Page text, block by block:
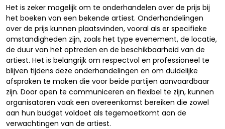
Het is zeker mogelijk om te onderhandelen over de prijs bij
het boeken van een bekende artiest. Onderhandelingen
over de prijs kunnen plaatsvinden, vooral als er specifieke
omstandigheden zijn, zoals het type evenement, de locatie,
de duur van het optreden en de beschikbaarheid van de
artiest. Het is belangrijk om respectvol en professioneel te
blijven tijdens deze onderhandelingen en om duidelijke
afspraken te maken die voor beide partijen aanvaardbaar
zijn. Door open te communiceren en flexibel te zijn, kunnen
organisatoren vaak een overeenkomst bereiken die zowel
aan hun budget voldoet als tegemoetkomt aan de
verwachtingen van de artiest.